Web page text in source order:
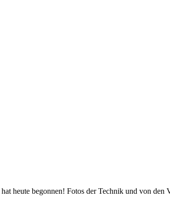
heute begonnen! Fotos der Technik und von den